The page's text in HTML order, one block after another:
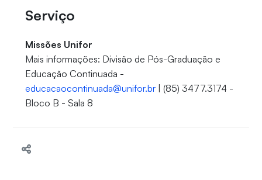
Serviço
Missões Unifor
Mais informações: Divisão de Pós-Graduação e
Educação Continuada -
educacaocontinuada@unifor.br| (85) 3477.3174 -
Bloco B - Sala 8